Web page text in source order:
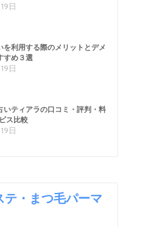
日
を利用する際のメリットとデメ
すめ３選
日
いティアラの口コミ・評判・料
ス比較
日
テ・まつ毛パーマ